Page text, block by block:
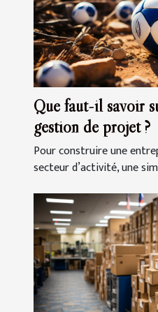
Que faut-il savoir
gestion de projet ?
Pour construire une
secteur d’activité, une